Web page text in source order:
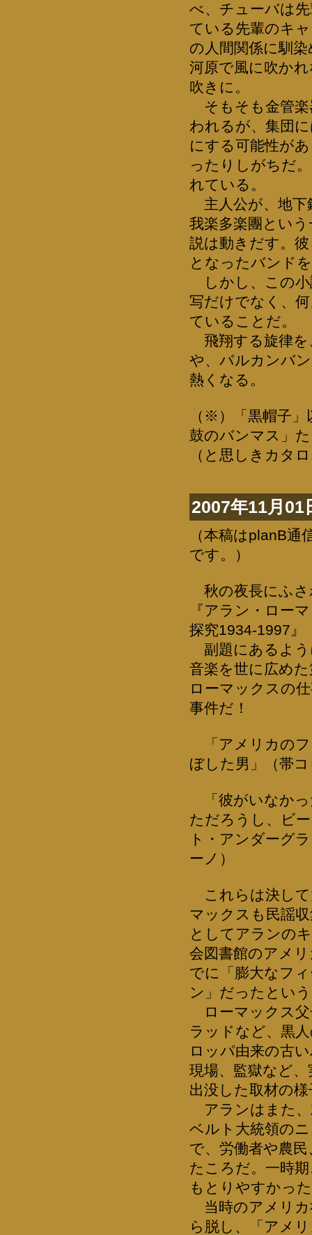
べ、チューバは
ている先輩のキ
の人間関係に馴
河原で風に吹か
吹きに。
そもそも金管楽
われるが、集団
にする可能性が
ったりしがちだ
れている。
主人公が、地下
我楽多楽團とい
説は動きだす。
となったバンド
しかし、この小
写だけでなく、
ていることだ。
飛翔する旋律を
や、バルカンバ
熱くなる。
（※）「黒帽子
鼓のバンマス」
（と思しきカタ
2007年11月01
（本稿はplanB
です。）
秋の夜長にふさ
『アラン・ロー
探究1934-1997』
副題にあるよう
音楽を世に広め
ローマックスの
事件だ！
「アメリカのフ
ぼした男」（帯
「彼がいなかっ
ただろうし、ビ
ト・アンダーグ
ーノ）
これらは決して
マックスも民謡
としてアランの
会図書館のアメ
でに「膨大なフ
ン」だったとい
ローマックス父
ラッドなど、黒
ロッパ由来の古
現場、監獄など
出没した取材の
アランはまた、
ベルト大統領の
で、労働者や農
たころだ。一時
もとりやすかっ
当時のアメリカ
ら脱し、「アメ